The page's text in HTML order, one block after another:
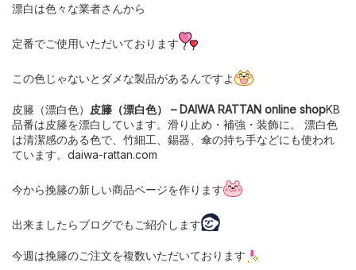
漂白は色々な業者さんから
定番でご使用いただいております
この色じゃないとダメな製品があるんですよ
皮籐（漂白色） 皮籐（漂白色） – DAIWA RATTAN online shopKB
品番は皮籐を漂白しています。滑り止め・補強・装飾に。 漂白色
は清潔感のある色で、竹細工、錫器、傘の持ち手などにも使われ
ています。daiwa-rattan.com
今から挽籐の新しい商品ページを作ります
出来ましたらブログでもご紹介します
今週は挽籐のご注文を複数いただいております